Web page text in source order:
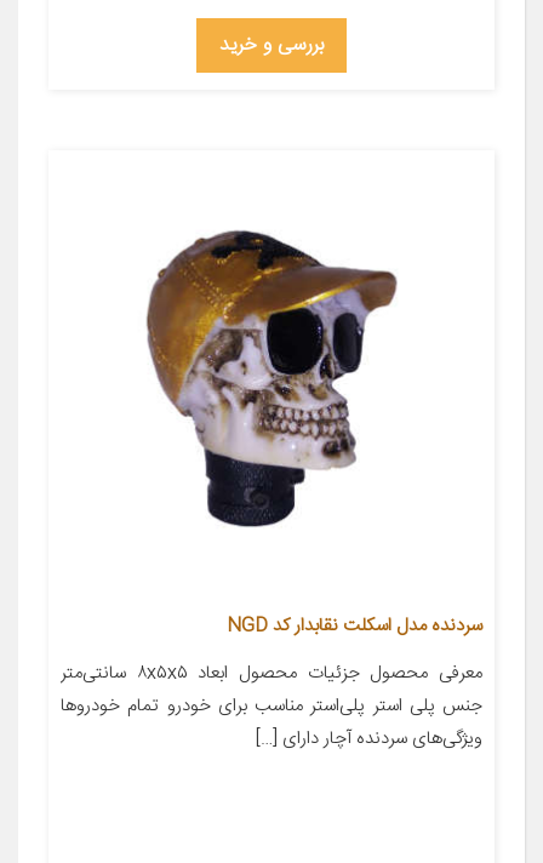
بررسی و خرید
سردنده مدل اسکلت نقابدار کد NGD
معرفی محصول جزئیات محصول ابعاد ۸x۵x۵ سانتی‌متر
جنس پلی استر پلی‌استر مناسب برای خودرو تمام خودروها
ویژگی‌های سردنده آچار دارای […]